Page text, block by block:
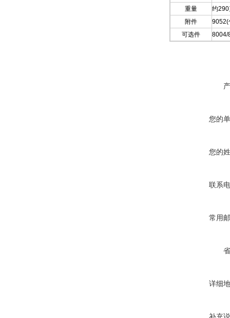
重量
约290
附件
9052(
可选件
8004/
您的
您的
联系
常用
详细